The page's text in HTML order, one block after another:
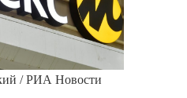
/ РИА Новости